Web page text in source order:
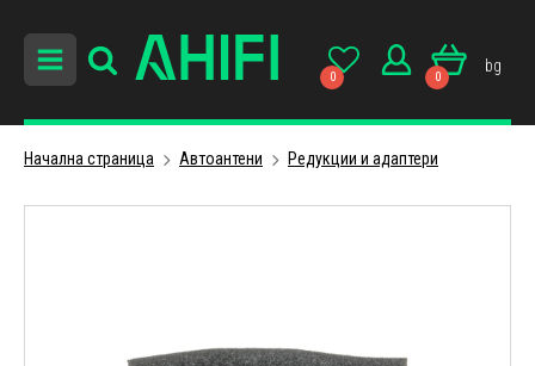
0 0
bg
Начална страница Автоантени Редукции и адаптери